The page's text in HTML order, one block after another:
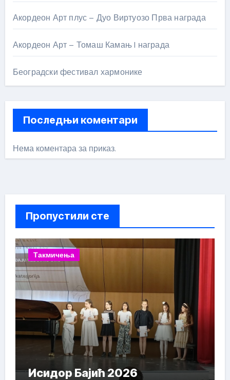
Акордеон Арт плус – Дуо Виртуозо Прва награда
Акордеон Арт – Томаш Камањ I награда
Београдски фестивал хармонике
Последњи коментари
Нема коментара за приказ.
Пропустили сте
Такмичења
Исидор Бајић 2026